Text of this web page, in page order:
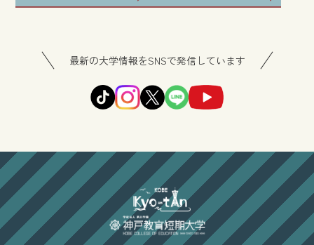
最新の大学情報をSNSで発信しています